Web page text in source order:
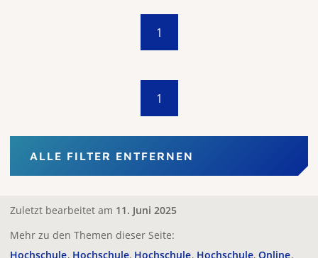
1
1
ALLE FILTER ENTFERNEN
Zuletzt bearbeitet am 11. Juni 2025
Mehr zu den Themen dieser Seite:
Hochschule Hochschule Hochschule Hochschule Online